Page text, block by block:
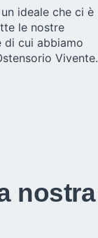
ideale che ci è
le nostre
di cui abbiamo
Vivente.
nostra